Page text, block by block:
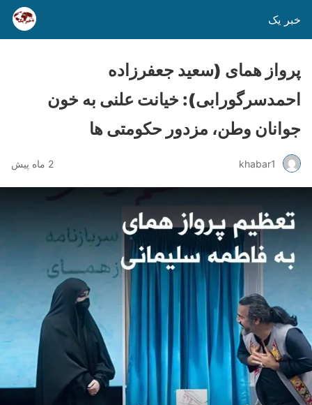
خبر یک
پرواز همای (سعید جعفرزاده
احمدسرگورابی): خیانت علنی به خون
جوانان وطن، مزدور حکومتی ها
khabar1 2 ماه پیش